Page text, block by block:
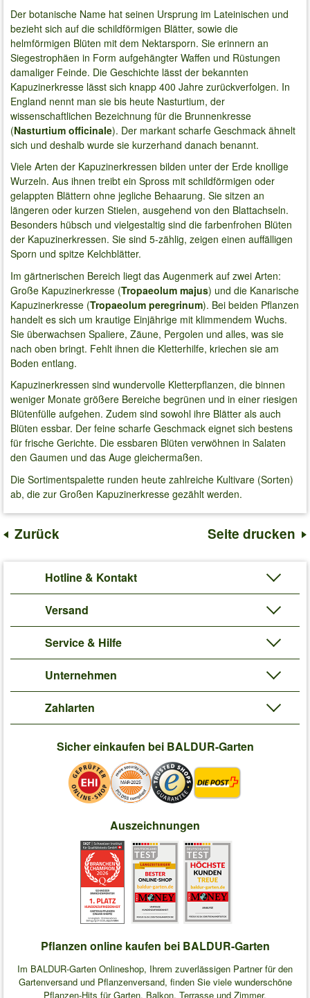
Der botanische Name hat seinen Ursprung im Lateinischen und
bezieht sich auf die schildförmigen Blätter, sowie die
helmförmigen Blüten mit dem Nektarsporn. Sie erinnern an
Siegestrophäen in Form aufgehängter Waffen und Rüstungen
damaliger Feinde. Die Geschichte lässt der bekannten
Kapuzinerkresse lässt sich knapp 400 Jahre zurückverfolgen. In
England nennt man sie bis heute Nasturtium, der
wissenschaftlichen Bezeichnung für die Brunnenkresse
(Nasturtium officinale). Der markant scharfe Geschmack ähnelt
sich und deshalb wurde sie kurzerhand danach benannt.
Viele Arten der Kapuzinerkressen bilden unter der Erde knollige
Wurzeln. Aus ihnen treibt ein Spross mit schildförmigen oder
gelappten Blättern ohne jegliche Behaarung. Sie sitzen an
längeren oder kurzen Stielen, ausgehend von den Blattachseln.
Besonders hübsch und vielgestaltig sind die farbenfrohen Blüten
der Kapuzinerkressen. Sie sind 5-zählig, zeigen einen auffälligen
Sporn und spitze Kelchblätter.
Im gärtnerischen Bereich liegt das Augenmerk auf zwei Arten:
Große Kapuzinerkresse (Tropaeolum majus) und die Kanarische
Kapuzinerkresse (Tropaeolum peregrinum). Bei beiden Pflanzen
handelt es sich um krautige Einjährige mit klimmendem Wuchs.
Sie überwachsen Spaliere, Zäune, Pergolen und alles, was sie
nach oben bringt. Fehlt ihnen die Kletterhilfe, kriechen sie am
Boden entlang.
Kapuzinerkressen sind wundervolle Kletterpflanzen, die binnen
weniger Monate größere Bereiche begrünen und in einer riesigen
Blütenfülle aufgehen. Zudem sind sowohl ihre Blätter als auch
Blüten essbar. Der feine scharfe Geschmack eignet sich bestens
für frische Gerichte. Die essbaren Blüten verwöhnen in Salaten
den Gaumen und das Auge gleichermaßen.
Die Sortimentspalette runden heute zahlreiche Kultivare (Sorten)
ab, die zur Großen Kapuzinerkresse gezählt werden.
Zurück Seite drucken
Hotline & Kontakt
Versand
Service & Hilfe
Unternehmen
Zahlarten
Sicher einkaufen bei BALDUR-Garten
Auszeichnungen
Pflanzen online kaufen bei BALDUR-Garten
Im BALDUR-Garten Onlineshop, Ihrem zuverlässigen Partner für den
Gartenversand und Pflanzenversand, finden Sie viele wunderschöne
Pflanzen-Hits für Garten, Balkon, Terrasse und Zimmer.